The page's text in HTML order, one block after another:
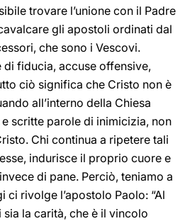
trovare l’unione con il Padre
gli apostoli ordinati dal
che sono i Vescovi.
di fiducia, accuse offensive,
ciò significa che Cristo non è
all’interno della Chiesa
scritte parole di inimicizia, non
Chi continua a ripetere tali
indurisce il proprio cuore e
di pane. Perciò, teniamo a
ci rivolge l’apostolo Paolo: “Al
la carità, che è il vincolo